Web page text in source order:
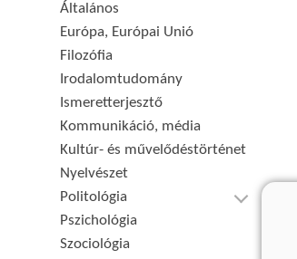
Általános
Európa, Európai Unió
Filozófia
Irodalomtudomány
Ismeretterjesztő
Kommunikáció, média
Kultúr- és művelődéstörténet
Nyelvészet
Politológia
Pszichológia
Szociológia